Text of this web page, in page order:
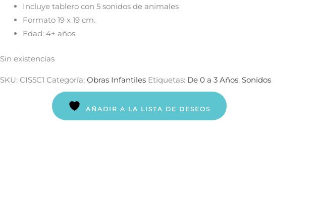
Incluye tablero con 5 sonidos de animales
Formato 19 x 19 cm.
Edad: 4+ años
Sin existencias
SKU: CIS5C1 Categoría: Obras Infantiles Etiquetas: De 0 a 3 Años, Sonidos
AÑADIR A LA LISTA DE DESEOS